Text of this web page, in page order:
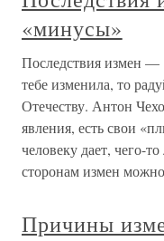
«минусы»
Последствия измен
тебе изменила, то
Отечеству. Антон
явления, есть свои
человеку дает, чего-
сторонам измен можно
Причины